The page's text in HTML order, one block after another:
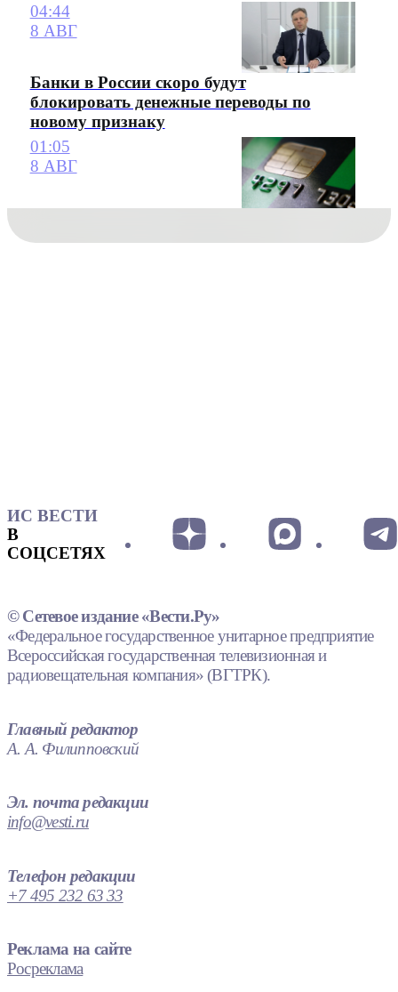
04:44
8 АВГ
Банки в России скоро будут
блокировать денежные переводы по
новому признаку
01:05
8 АВГ
ИС ВЕСТИ
В
СОЦСЕТЯХ
© Сетевое издание «Вести.Ру»
«Федеральное государственное унитарное предприятие
Всероссийская государственная телевизионная и
радиовещательная компания» (ВГТРК).
Главный редактор
А. А. Филипповский
Эл. почта редакции
info@vesti.ru
Телефон редакции
+7 495 232 63 33
Реклама на сайте
Росреклама